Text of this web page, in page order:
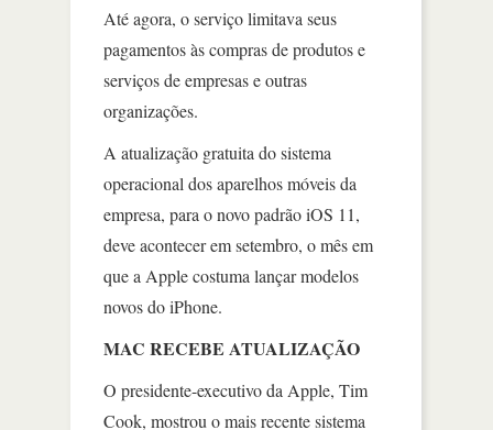
Até agora, o serviço limitava seus
pagamentos às compras de produtos e
serviços de empresas e outras
organizações.
A atualização gratuita do sistema
operacional dos aparelhos móveis da
empresa, para o novo padrão iOS 11,
deve acontecer em setembro, o mês em
que a Apple costuma lançar modelos
novos do iPhone.
MAC RECEBE ATUALIZAÇÃO
O presidente-executivo da Apple, Tim
Cook, mostrou o mais recente sistema